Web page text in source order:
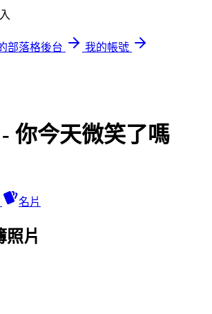
部落格後台
我的帳號
你今天微笑了嗎
名片
照片